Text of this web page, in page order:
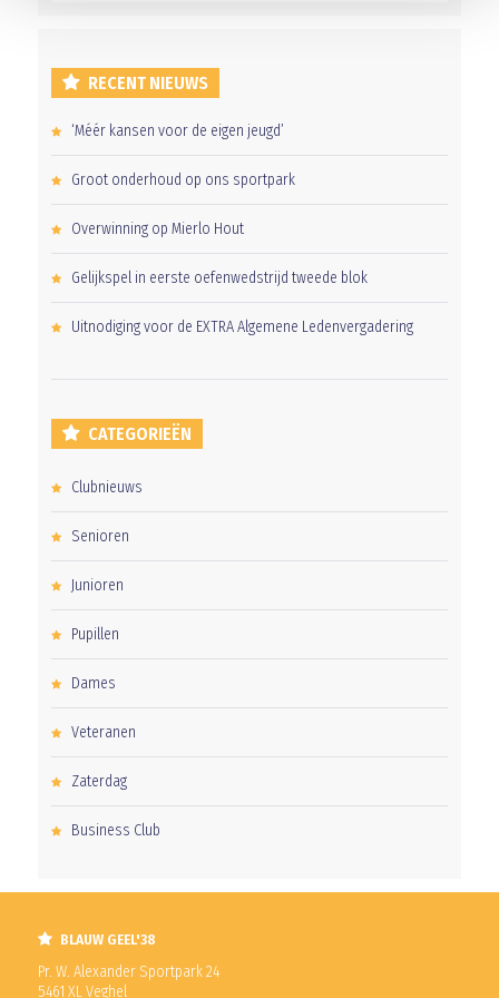
RECENT NIEUWS
‘Méér kansen voor de eigen jeugd’
Groot onderhoud op ons sportpark
Overwinning op Mierlo Hout
Gelijkspel in eerste oefenwedstrijd tweede blok
Uitnodiging voor de EXTRA Algemene Ledenvergadering
CATEGORIEËN
Clubnieuws
Senioren
Junioren
Pupillen
Dames
Veteranen
Zaterdag
Business Club
BLAUW GEEL'38
Pr. W. Alexander Sportpark 24
5461 XL Veghel